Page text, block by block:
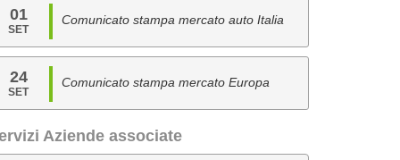
01
SET
Comunicato stampa mercato auto Italia
24
SET
Comunicato stampa mercato Europa
Aziende associate